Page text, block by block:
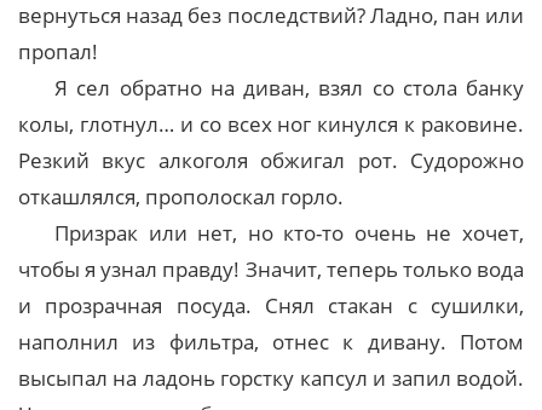
вернуться назад без последствий? Ладно, пан или
пропал!
Я сел обратно на диван, взял со стола банку
колы, глотнул… и со всех ног кинулся к раковине.
Резкий вкус алкоголя обжигал рот. Судорожно
откашлялся, прополоскал горло.
Призрак или нет, но кто-то очень не хочет,
чтобы я узнал правду! Значит, теперь только вода
и прозрачная посуда. Снял стакан с сушилки,
наполнил из фильтра, отнес к дивану. Потом
высыпал на ладонь горстку капсул и запил водой.